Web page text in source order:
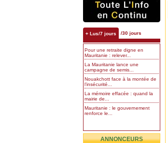
+ Lus/7 jours /30 jours
Pour une retraite digne en
Mauritanie : relever...
La Mauritanie lance une
campagne de semis...
Nouakchott face à la montée de
l’insécurité...
La mémoire effacée : quand la
mairie de...
Mauritanie : le gouvernement
renforce le...
ANNONCEURS